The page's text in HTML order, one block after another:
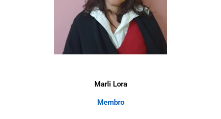
Marli Lora
Membro